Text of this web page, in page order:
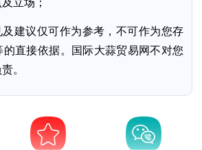
建议仅可作为参考，不可作为您存
直接依据。国际大蒜贸易网不对您
。